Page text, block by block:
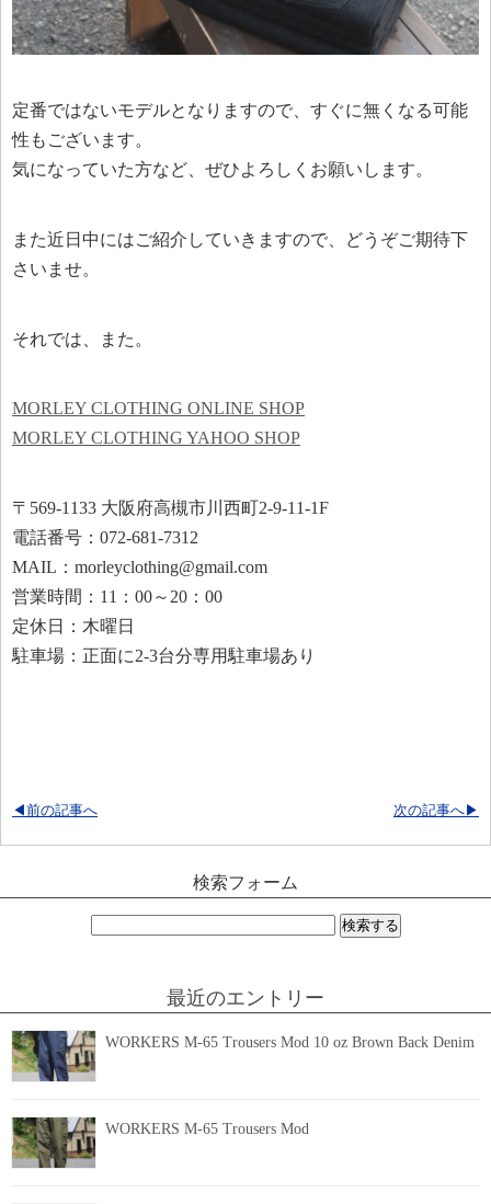
定番ではないモデルとなりますので、すぐに無くなる可能
性もございます。
気になっていた方など、ぜひよろしくお願いします。
また近日中にはご紹介していきますので、どうぞご期待下
さいませ。
それでは、また。
MORLEY CLOTHING ONLINE SHOP
MORLEY CLOTHING YAHOO SHOP
〒569-1133 大阪府高槻市川西町2-9-11-1F
電話番号：072-681-7312
MAIL：morleyclothing@gmail.com
営業時間：11：00～20：00
定休日：木曜日
駐車場：正面に2-3台分専用駐車場あり
次の記事へ▶
◀前の記事へ
検索フォーム
最近のエントリー
WORKERS M-65 Trousers Mod 10 oz Brown Back Denim
WORKERS M-65 Trousers Mod